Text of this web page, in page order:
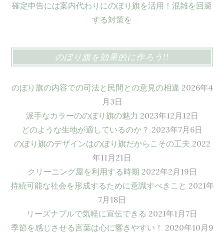
確定申告には案内代わりにのぼり旗を活用！混雑を回避
する対策を
のぼり旗を効果的に作ろう!!
のぼり旗の内容での司法と民間との意見の相違 2026年4
月3日
派手なカラーののぼり旗の魅力 2023年12月12日
どのような生地が適しているのか？ 2023年7月6日
のぼり旗のデザインはのぼり旗だからこその工夫 2022
年11月21日
クリーニング屋を利用する時期 2022年2月19日
持続可能な社会を形成するために意識すべきこと 2021年
7月18日
リーズナブルで気軽に宣伝できる 2021年1月7日
季節を感じさせる言葉は心に響きやすい！ 2020年10月9